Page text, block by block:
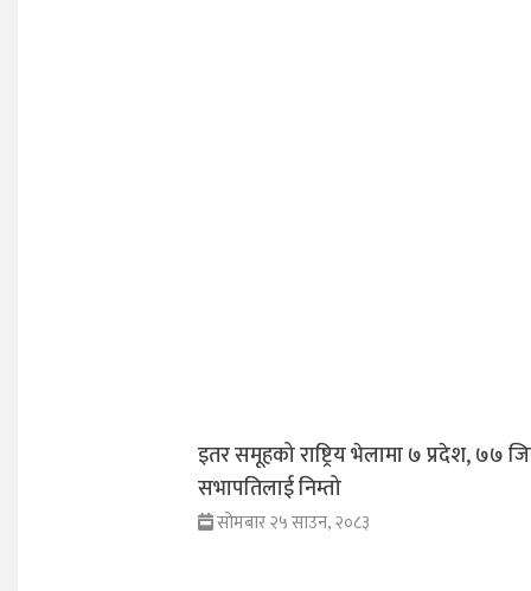
इतर समूहको राष्ट्रिय भेलामा ७ प्रदेश, ७७
सभापतिलाई निम्तो
सोमबार २५ साउन, २०८३